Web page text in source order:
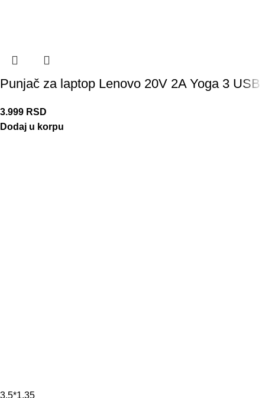
Punjač za laptop Lenovo 20V 2A Yoga 3 USB
3.999 RSD
Dodaj u korpu
3.5*1.35